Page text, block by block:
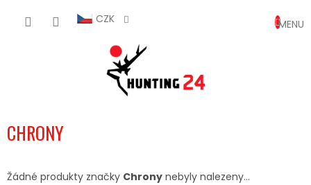
CZK
KOŠÍK
CHRONY
Žádné produkty značky Chrony nebyly nalezeny...